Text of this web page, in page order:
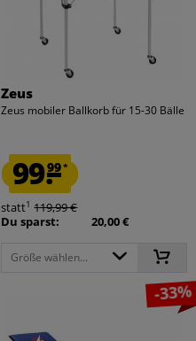
Zeus
Zeus mobiler Ballkorb für 15-30 Bälle
99.99*
statt1 119,99 €
Du sparst:
20,00 €
Größe wählen...
-33%